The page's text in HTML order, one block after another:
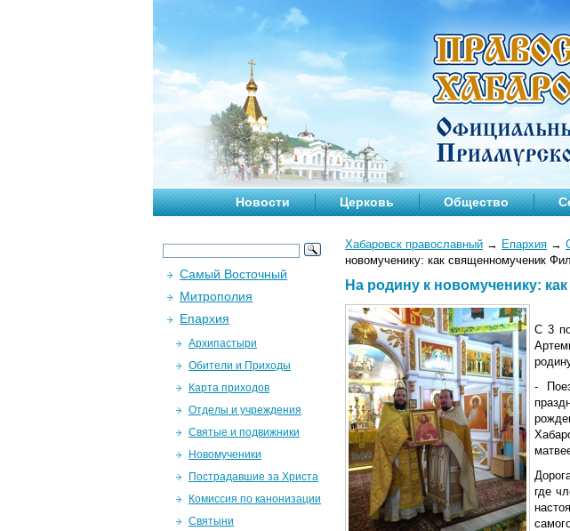
Новости Церковь Общество
Хабаровск православный → Епархия →
новомученику: как священномученик
На родину к новомученику:
С 3
-
где
Самый Восточный
Митрополия
Епархия
Архипастыри
Обители и Приходы
Карта приходов
Отделы и учреждения
Святые и подвижники
Новомученики
Пострадавшие за Христа
Комиссия по канонизации
Святыни